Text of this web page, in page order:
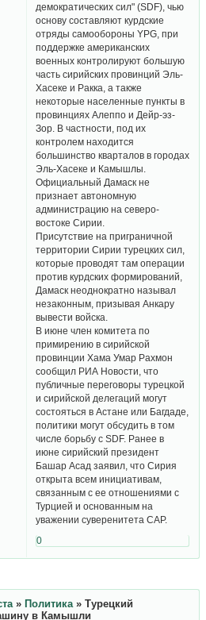
демократических сил" (SDF), чью
основу составляют курдские
отряды самообороны YPG, при
поддержке американских
военных контролируют большую
часть сирийских провинций Эль-
Хасеке и Ракка, а также
некоторые населенные пункты в
провинциях Алеппо и Дейр-эз-
Зор. В частности, под их
контролем находится
большинство кварталов в городах
Эль-Хасеке и Камышлы.
Официальный Дамаск не
признает автономную
администрацию на северо-
востоке Сирии.
Присутствие на приграничной
территории Сирии турецких сил,
которые проводят там операции
против курдских формирований,
Дамаск неоднократно называл
незаконным, призывая Анкару
вывести войска.
В июне член комитета по
примирению в сирийской
провинции Хама Умар Рахмон
сообщил РИА Новости, что
публичные переговоры турецкой
и сирийской делегаций могут
состояться в Астане или Багдаде,
политики могут обсудить в том
числе борьбу с SDF. Ранее в
июне сирийский президент
Башар Асад заявил, что Сирия
открыта всем инициативам,
связанным с ее отношениями с
Турцией и основанным на
уважении суверенитета САР.
0
» Политика » Турецкий
в Камышли